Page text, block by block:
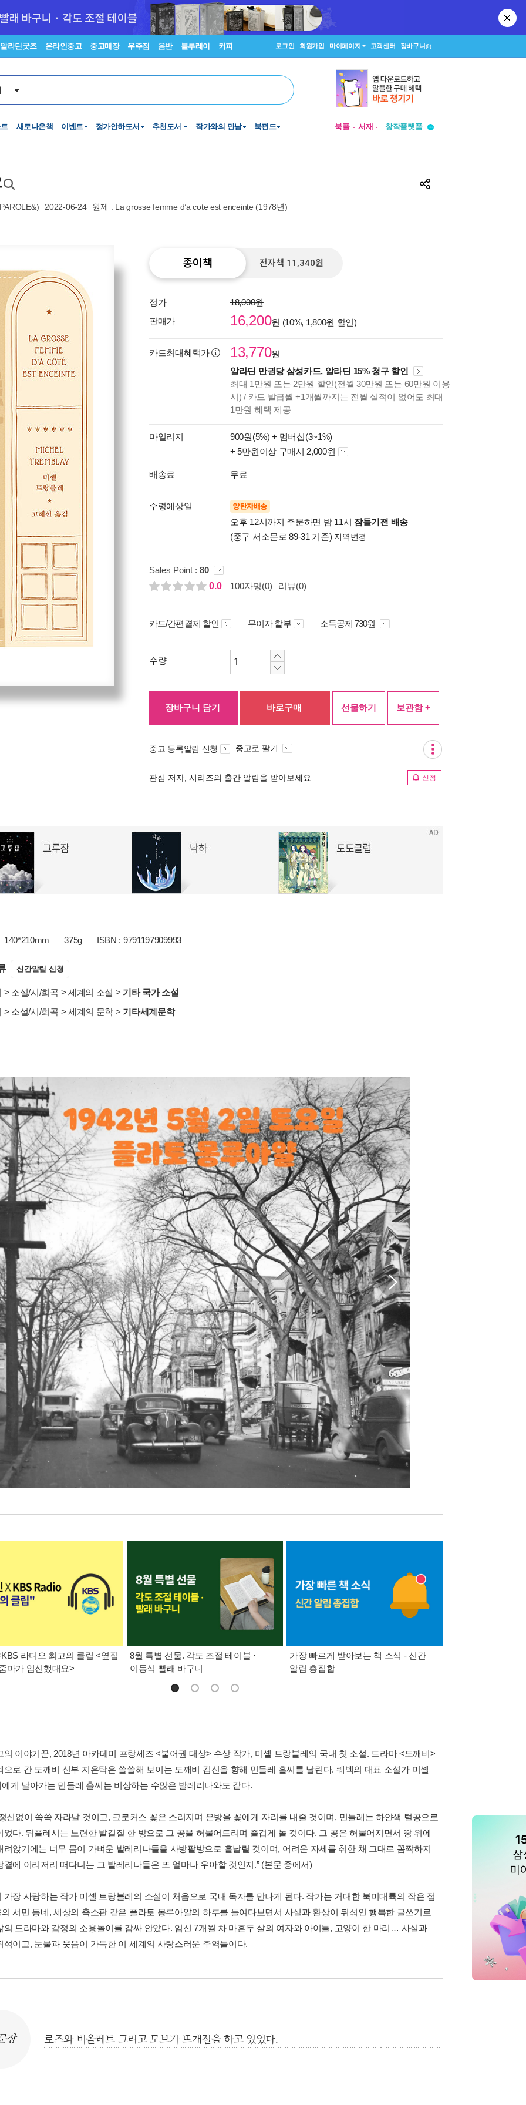
알라딘굿즈 온라인중고 중고매장 우주점 음반 블루레이 커피 로그인 회원가입 마이페이지 고객센터 장바구니(0)
새로나온책 이벤트 정가인하도서 추천도서 작가와의 만남 북펀드 북플 서재
창작플랫폼
2022-06-24 원제 : La grosse femme d’a cote est enceinte (1978년)
종이책 전자책 11,340원
정가
18,000원
판매가
16,200원 (10%, 1,800원 할인)
카드최대혜택가 13,770원
알라딘 만권당 삼성카드, 알라딘 15% 청구 할인
최대 1만원 또는 2만원 할인(전월 30만원 또는 60만원 이용
시) / 카드 발급월 +1개월까지는 전월 실적이 없어도 최대
1만원 혜택 제공
마일리지 900원(5%) + 멤버십(3~1%)
+ 5만원이상 구매시 2,000원
배송료 무료
수령예상일 양탄자배송
오후 12시까지 주문하면 밤 11시 잠들기전 배송
(중구 서소문로 89-31 기준) 지역변경
Sales Point : 80
0.0
100자평(0) 리뷰(0)
카드/간편결제 할인 무이자 할부 소득공제 730원
수량
장바구니 담기 바로구매 선물하기 보관함 +
중고 등록알림 신청 중고로 팔기
관심 저자, 시리즈의 출간 알림을 받아보세요 신청
140*210mm 375g ISBN : 9791197909993
신간알림 신청
> 소설/시/희곡 > 세계의 소설 > 기타 국가 소설
> 소설/시/희곡 > 세계의 문학 > 기타세계문학
라디오 최고의 클립 <옆집
마가 임신했대요>
8월 특별 선물. 각도 조절 테이블 ·
이동식 빨래 바구니
가장 빠르게 받아보는 책 소식 - 신간
알림 총집합
의 이야기꾼, 2018년 아카데미 프랑세즈 <불어권 대상> 수상 작가, 미셸 트랑블레의 국내 첫 소설. 드라마 <도깨비>
으로 간 도깨비 신부 지은탁은 쓸쓸해 보이는 도깨비 김신을 향해 민들레 홀씨를 날린다. 퀘벡의 대표 소설가 미셸
게 날아가는 민들레 홀씨는 비상하는 수많은 발레리나와도 같다.
신없이 쑥쑥 자라날 것이고, 크로커스 꽃은 스러지며 은방울 꽃에게 자리를 내줄 것이며, 민들레는 하얀색 털공으로
었다. 뒤플레시는 노련한 발길질 한 방으로 그 공을 허물어트리며 즐겁게 놀 것이다. 그 공은 허물어지면서 땅 위에
려앉기에는 너무 몸이 가벼운 발레리나들을 사방팔방으로 흩날릴 것이며, 어려운 자세를 취한 채 그대로 꼼짝하지
결에 이리저리 떠다니는 그 발레리나들은 또 얼마나 우아할 것인지.” (본문 중에서)
가장 사랑하는 작가 미셸 트랑블레의 소설이 처음으로 국내 독자를 만나게 된다. 작가는 거대한 북미대륙의 작은 점
서민 동네, 세상의 축소판 같은 플라토 몽루아얄의 하루를 들여다보면서 사실과 환상이 뒤섞인 행복한 글쓰기로
의 드라마와 감정의 소용돌이를 감싸 안았다. 임신 7개월 차 마흔두 살의 여자와 아이들, 고양이 한 마리… 사실과
섞이고, 눈물과 웃음이 가득한 이 세계의 사랑스러운 주역들이다.
장 로즈와 비올레트 그리고 모브가 뜨개질을 하고 있었다.